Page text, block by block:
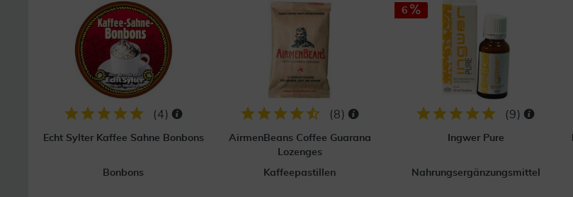
(4)
Echt Sylter Kaffee Sahne Bonbons
Bonbons
(8)
AirmenBeans Coffee Guarana
Lozenges
Kaffeepastillen
6
(9)
Ingwer Pure
Nahrungsergänzungsmittel